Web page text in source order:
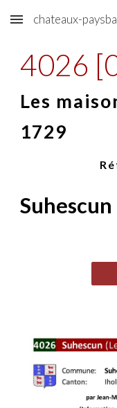
Skip to main content
chateaux-
4026
Les
1729